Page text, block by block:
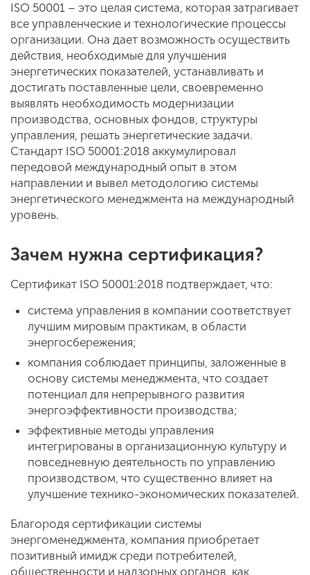
ISO 50001 – это целая система, которая затрагивает
все управленческие и технологические процессы
организации. Она дает возможность осуществить
действия, необходимые для улучшения
энергетических показателей, устанавливать и
достигать поставленные цели, своевременно
выявлять необходимость модернизации
производства, основных фондов, структуры
управления, решать энергетические задачи.
Стандарт ISO 50001:2018 аккумулировал
передовой международный опыт в этом
направлении и вывел методологию системы
энергетического менеджмента на международный
уровень.
Зачем нужна сертификация?
Сертификат ISO 50001:2018 подтверждает, что:
система управления в компании соответствует
лучшим мировым практикам, в области
энергосбережения;
компания соблюдает принципы, заложенные в
основу системы менеджмента, что создает
потенциал для непрерывного развития
энергоэффективности производства;
эффективные методы управления
интегрированы в организационную культуру и
повседневную деятельность по управлению
производством, что существенно влияет на
улучшение технико-экономических показателей.
Благородя сертификации системы
энергоменеджмента, компания приобретает
позитивный имидж среди потребителей,
общественности и надзорных органов, как